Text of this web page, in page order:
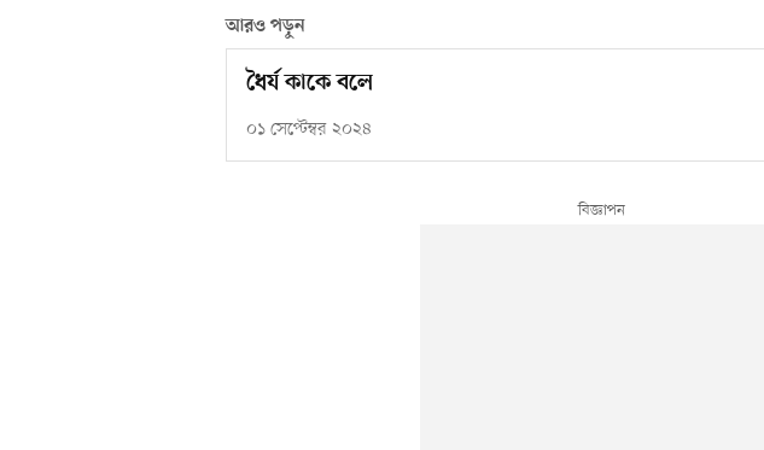
আরও পড়ুন
ধৈর্য কাকে বলে
০১ সেপ্টেম্বর ২০২৪